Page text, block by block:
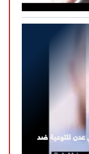
للتوعية ضد